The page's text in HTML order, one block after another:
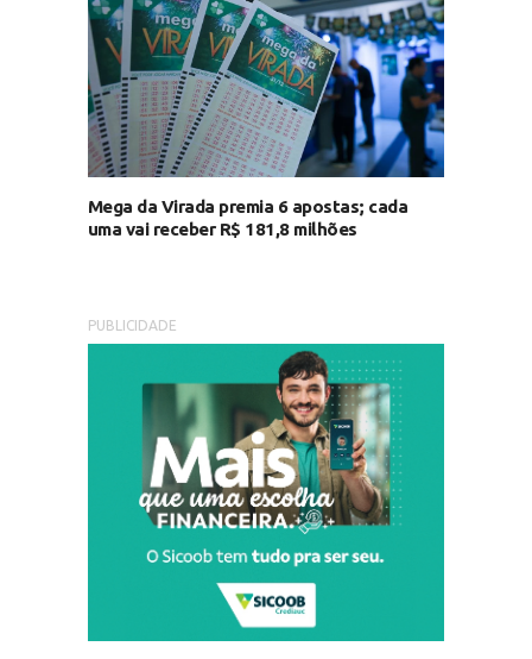
Mega da Virada premia 6 apostas; cada
uma vai receber R$ 181,8 milhões
PUBLICIDADE